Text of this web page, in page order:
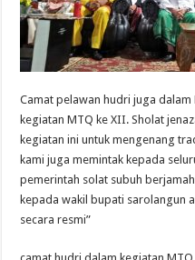
Camat pelawan hudri juga
kegiatan MTQ ke XII. Sholat
kegiatan ini untuk mengenang
kami juga memintak kepada
pemerintah solat subuh
kepada wakil bupati sarolangun
secara resmi”